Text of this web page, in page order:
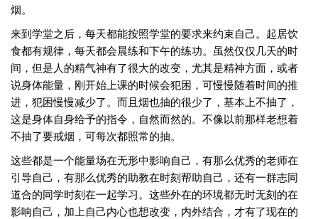
烟。
来到学堂之后，每天都能按照学堂的要求来约束自己。起居饮
食都有规律，每天都会晨练和下午的练功。虽然仅仅几天的时
间，但是人的精气神有了很大的改变，尤其是精神方面，或者
说身体能量，刚开始上课的时候会犯困，可慢慢随着时间的推
进，犯困慢慢减少了。而且烟也抽的很少了，基本上不抽了，
这是身体自身给予的指令，自然而然的。不像以前那样老想着
不抽了要戒烟，可每次都照常的抽。
这些都是一个能量场在无形中影响自己，有那么优秀的老师在
引导自己，有那么优秀的助教在时刻帮助自己，还有一群志同
道合的同学时刻在一起学习。这些外在的环境都无时无刻的在
影响自己，加上自己内心也想改变，内外结合，才有了现在的